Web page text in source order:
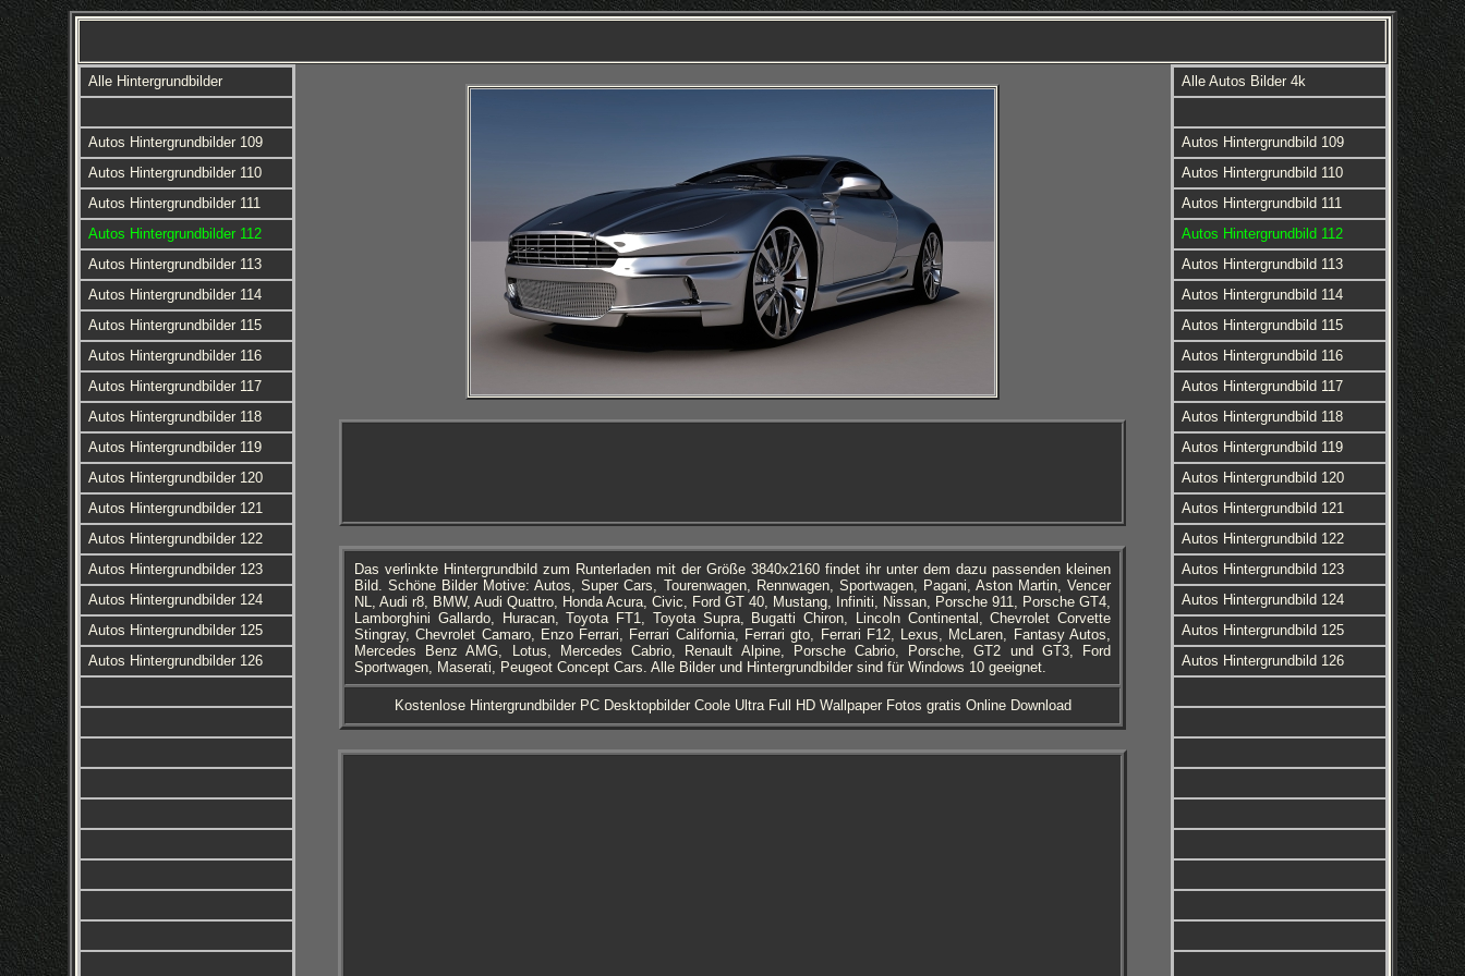
Alle Hintergrundbilder
Autos Hintergrundbilder 109
Autos Hintergrundbilder 110
Autos Hintergrundbilder 111
Autos Hintergrundbilder 112
Autos Hintergrundbilder 113
Autos Hintergrundbilder 114
Autos Hintergrundbilder 115
Autos Hintergrundbilder 116
Autos Hintergrundbilder 117
Autos Hintergrundbilder 118
Autos Hintergrundbilder 119
Autos Hintergrundbilder 120
Autos Hintergrundbilder 121
Autos Hintergrundbilder 122
Autos Hintergrundbilder 123
Autos Hintergrundbilder 124
Autos Hintergrundbilder 125
Autos Hintergrundbilder 126
Das verlinkte Hintergrundbild zum Runterladen mit der Größe 3840x2160 findet ihr unter dem dazu passenden kleinen
Bild. Schöne Bilder Motive: Autos, Super Cars, Tourenwagen, Rennwagen, Sportwagen, Pagani, Aston Martin, Vencer
NL, Audi r8, BMW, Audi Quattro, Honda Acura, Civic, Ford GT 40, Mustang, Infiniti, Nissan, Porsche 911, Porsche GT4,
Lamborghini Gallardo, Huracan, Toyota FT1, Toyota Supra, Bugatti Chiron, Lincoln Continental, Chevrolet Corvette
Stingray, Chevrolet Camaro, Enzo Ferrari, Ferrari California, Ferrari gto, Ferrari F12, Lexus, McLaren, Fantasy Autos,
Mercedes Benz AMG, Lotus, Mercedes Cabrio, Renault Alpine, Porsche Cabrio, Porsche, GT2 und GT3, Ford
Sportwagen, Maserati, Peugeot Concept Cars. Alle Bilder und Hintergrundbilder sind für Windows 10 geeignet.
Kostenlose Hintergrundbilder PC Desktopbilder Coole Ultra Full HD Wallpaper Fotos gratis Online Download
Alle Autos Bilder 4k
Autos Hintergrundbild 109
Autos Hintergrundbild 110
Autos Hintergrundbild 111
Autos Hintergrundbild 112
Autos Hintergrundbild 113
Autos Hintergrundbild 114
Autos Hintergrundbild 115
Autos Hintergrundbild 116
Autos Hintergrundbild 117
Autos Hintergrundbild 118
Autos Hintergrundbild 119
Autos Hintergrundbild 120
Autos Hintergrundbild 121
Autos Hintergrundbild 122
Autos Hintergrundbild 123
Autos Hintergrundbild 124
Autos Hintergrundbild 125
Autos Hintergrundbild 126